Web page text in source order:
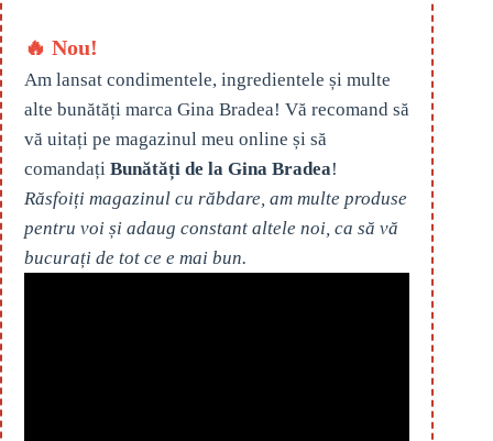
🔥 Nou!
Am lansat condimentele, ingredientele și multe
alte bunătăți marca Gina Bradea! Vă recomand să
vă uitați pe magazinul meu online și să
comandați Bunătăți de la Gina Bradea!
Răsfoiți magazinul cu răbdare, am multe produse
pentru voi și adaug constant altele noi, ca să vă
bucurați de tot ce e mai bun.